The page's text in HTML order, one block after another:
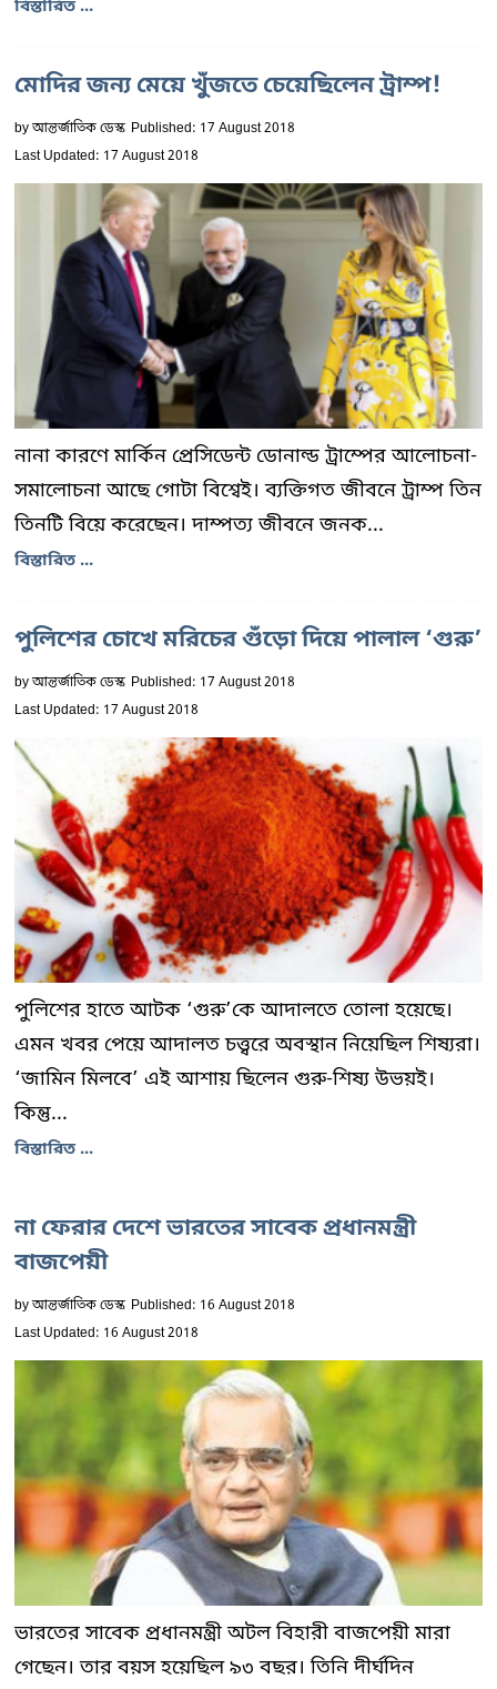
বিস্তারিত ...
মোদির জন্য মেয়ে খুঁজতে চেয়েছিলেন ট্রাম্প!
byআন্তর্জাতিক ডেস্ক Published: 17 August 2018
Last Updated: 17 August 2018
নানা কারণে মার্কিন প্রেসিডেন্ট ডোনাল্ড ট্রাম্পের আলোচনা-
সমালোচনা আছে গোটা বিশ্বেই। ব্যক্তিগত জীবনে ট্রাম্প তিন
তিনটি বিয়ে করেছেন। দাম্পত্য জীবনে জনক...
বিস্তারিত ...
পুলিশের চোখে মরিচের গুঁড়ো দিয়ে পালাল ‘গুরু’
byআন্তর্জাতিক ডেস্ক Published: 17 August 2018
Last Updated: 17 August 2018
পুলিশের হাতে আটক ‘গুরু’কে আদালতে তোলা হয়েছে।
এমন খবর পেয়ে আদালত চত্ত্বরে অবস্থান নিয়েছিল শিষ্যরা।
‘জামিন মিলবে’ এই আশায় ছিলেন গুরু-শিষ্য উভয়ই।
কিন্তু...
বিস্তারিত ...
না ফেরার দেশে ভারতের সাবেক প্রধানমন্ত্রী
বাজপেয়ী
byআন্তর্জাতিক ডেস্ক Published: 16 August 2018
Last Updated: 16 August 2018
ভারতের সাবেক প্রধানমন্ত্রী অটল বিহারী বাজপেয়ী মারা
গেছেন। তার বয়স হয়েছিল ৯৩ বছর। তিনি দীর্ঘদিন